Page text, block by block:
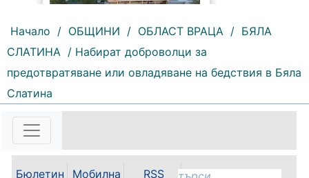
ВРАЦА 3060 гр. Криводол, ул.
09117/20-45, e-mail:
На основание чл. 8, ал. 4,
Начало / ОБЩИНИ / ОБЛАСТ ВРАЦА / БЯЛА
СЛАТИНА / Набират доброволци за
предотвратяване или овладяване на бедствия в Бяла
Слатина
Бюлетин
Мобилна
RSS